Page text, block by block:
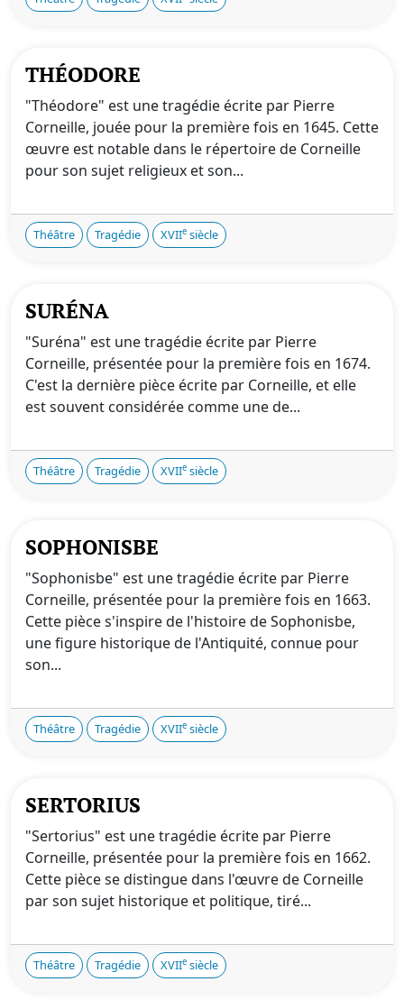
THÉODORE
"Théodore" est une tragédie écrite par Pierre
Corneille, jouée pour la première fois en 1645. Cette
œuvre est notable dans le répertoire de Corneille
pour son sujet religieux et son...
Théâtre Tragédie XVIIe siècle
SURÉNA
"Suréna" est une tragédie écrite par Pierre
Corneille, présentée pour la première fois en 1674.
C'est la dernière pièce écrite par Corneille, et elle
est souvent considérée comme une de...
Théâtre Tragédie XVIIe siècle
SOPHONISBE
"Sophonisbe" est une tragédie écrite par Pierre
Corneille, présentée pour la première fois en 1663.
Cette pièce s'inspire de l'histoire de Sophonisbe,
une figure historique de l'Antiquité, connue pour
son...
Théâtre Tragédie XVIIe siècle
SERTORIUS
"Sertorius" est une tragédie écrite par Pierre
Corneille, présentée pour la première fois en 1662.
Cette pièce se distingue dans l'œuvre de Corneille
par son sujet historique et politique, tiré...
Théâtre Tragédie XVIIe siècle